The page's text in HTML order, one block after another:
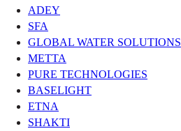
ADEY
SFA
GLOBAL WATER SOLUTIONS
METTA
PURE TECHNOLOGIES
BASELIGHT
ETNA
SHAKTI